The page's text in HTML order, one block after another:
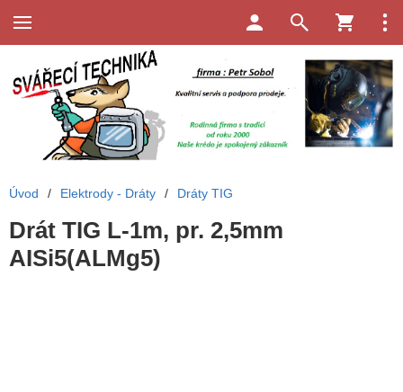
Úvod / Elektrody - Dráty / Dráty TIG
Drát TIG L-1m, pr. 2,5mm
AISi5(ALMg5)